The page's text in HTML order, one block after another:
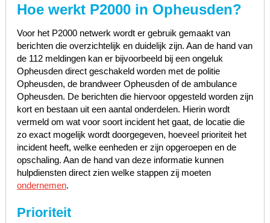
Hoe werkt P2000 in Opheusden?
Voor het P2000 netwerk wordt er gebruik gemaakt van
berichten die overzichtelijk en duidelijk zijn. Aan de hand van
de 112 meldingen kan er bijvoorbeeld bij een ongeluk
Opheusden direct geschakeld worden met de politie
Opheusden, de brandweer Opheusden of de ambulance
Opheusden. De berichten die hiervoor opgesteld worden zijn
kort en bestaan uit een aantal onderdelen. Hierin wordt
vermeld om wat voor soort incident het gaat, de locatie die
zo exact mogelijk wordt doorgegeven, hoeveel prioriteit het
incident heeft, welke eenheden er zijn opgeroepen en de
opschaling. Aan de hand van deze informatie kunnen
hulpdiensten direct zien welke stappen zij moeten
ondernemen.
Prioriteit